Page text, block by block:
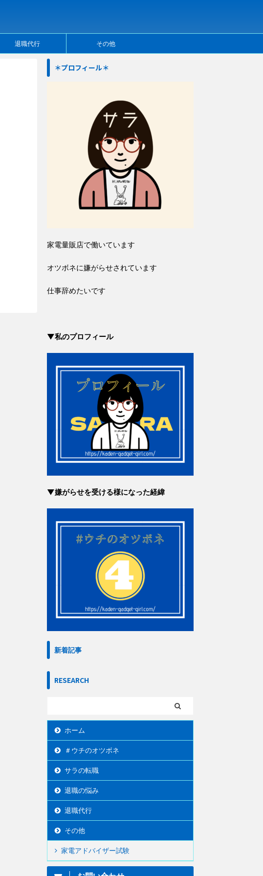
退職代行 その他
＊プロフィール＊
家電量販店で働いています
オツボネに嫌がらせされています
仕事辞めたいです
▼私のプロフィール
▼嫌がらせを受ける様になった経緯
新着記事
RESEARCH
ホーム
＃ウチのオツボネ
サラの転職
退職の悩み
退職代行
その他
家電アドバイザー試験